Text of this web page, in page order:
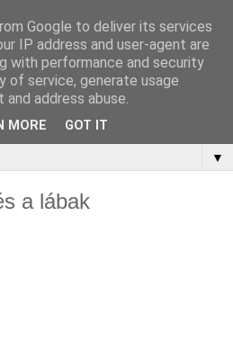
▼
a lábak
Google to deliver its services
IP address and user-agent are
with performance and security
of service, generate usage
address abuse.
MORE GOT IT